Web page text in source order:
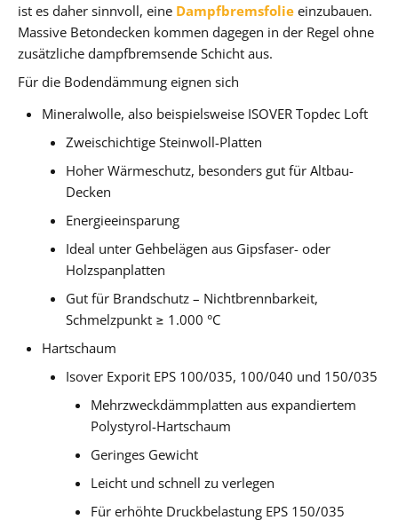
ist es daher sinnvoll, eine Dampfbremsfolie einzubauen.
Massive Betondecken kommen dagegen in der Regel ohne
zusätzliche dampfbremsende Schicht aus.
Für die Bodendämmung eignen sich
Mineralwolle, also beispielsweise ISOVER Topdec Loft
Zweischichtige Steinwoll-Platten
Hoher Wärmeschutz, besonders gut für Altbau-
Decken
Energieeinsparung
Ideal unter Gehbelägen aus Gipsfaser- oder
Holzspanplatten
Gut für Brandschutz – Nichtbrennbarkeit,
Schmelzpunkt ≥ 1.000 °C
Hartschaum
Isover Exporit EPS 100/035, 100/040 und 150/035
Mehrzweckdämmplatten aus expandiertem
Polystyrol-Hartschaum
Geringes Gewicht
Leicht und schnell zu verlegen
Für erhöhte Druckbelastung EPS 150/035